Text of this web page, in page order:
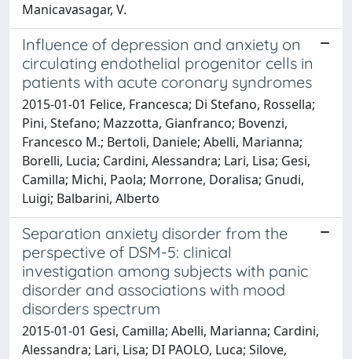
Manicavasagar, V.
Influence of depression and anxiety on
circulating endothelial progenitor cells in
patients with acute coronary syndromes
2015-01-01 Felice, Francesca; Di Stefano, Rossella;
Pini, Stefano; Mazzotta, Gianfranco; Bovenzi,
Francesco M.; Bertoli, Daniele; Abelli, Marianna;
Borelli, Lucia; Cardini, Alessandra; Lari, Lisa; Gesi,
Camilla; Michi, Paola; Morrone, Doralisa; Gnudi,
Luigi; Balbarini, Alberto
Separation anxiety disorder from the
perspective of DSM-5: clinical
investigation among subjects with panic
disorder and associations with mood
disorders spectrum
2015-01-01 Gesi, Camilla; Abelli, Marianna; Cardini,
Alessandra; Lari, Lisa; DI PAOLO, Luca; Silove,